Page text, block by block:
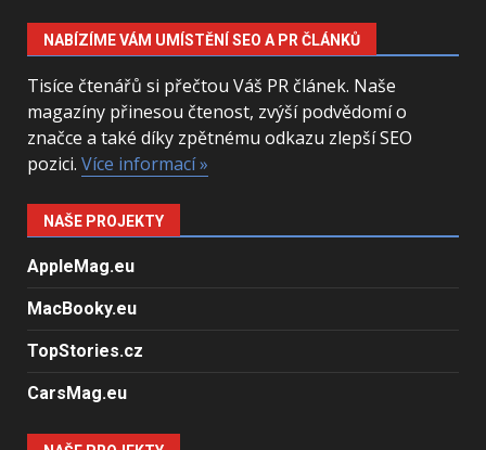
NABÍZÍME VÁM UMÍSTĚNÍ SEO A PR ČLÁNKŮ
Tisíce čtenářů si přečtou Váš PR článek. Naše
magazíny přinesou čtenost, zvýší podvědomí o
značce a také díky zpětnému odkazu zlepší SEO
pozici. Více informací »
NAŠE PROJEKTY
AppleMag.eu
MacBooky.eu
TopStories.cz
CarsMag.eu